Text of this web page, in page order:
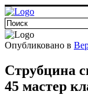
Опубликовано в
Струбцина
45 мастер